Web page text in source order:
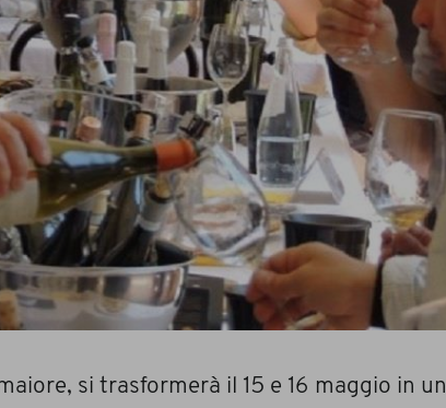
si trasformerà il 15 e 16 maggio in un